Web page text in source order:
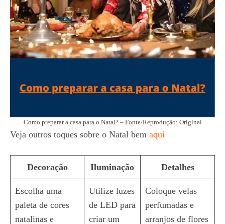
Como preparar a casa para o Natal? – Fonte/Reprodução: Original
Veja outros toques sobre o Natal bem aqui
Decoração Iluminação Detalhes
Escolha uma
paleta de cores
natalinas e
Utilize luzes
de LED para
criar um
Coloque velas
perfumadas e
arranjos de flores